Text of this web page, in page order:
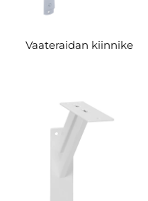
Vaateraidan kiinnike